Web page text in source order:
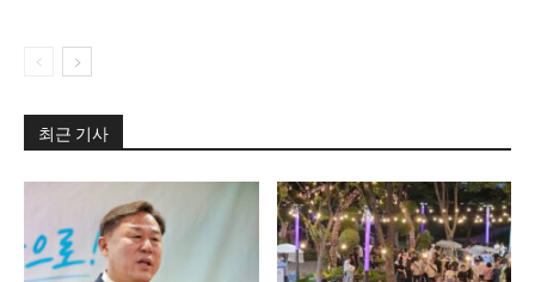
최근 기사